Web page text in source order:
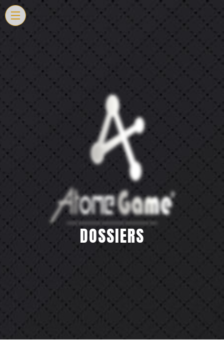
L'escape game
peut jouer
Team building
DOSSIERS
Panneau de gestion des cookies